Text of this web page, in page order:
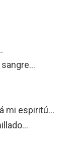
mi espiritú…